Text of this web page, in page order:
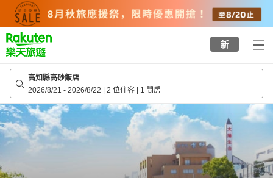
top
page
新
高知縣高砂飯店
2026/8/21 - 2026/8/22 | 2 位住客 | 1 間房